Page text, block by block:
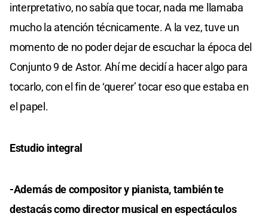
interpretativo, no sabía que tocar, nada me llamaba
mucho la atención técnicamente. A la vez, tuve un
momento de no poder dejar de escuchar la época del
Conjunto 9 de Astor. Ahí me decidí a hacer algo para
tocarlo, con el fin de ‘querer’ tocar eso que estaba en
el papel.
Estudio integral
-Además de compositor y pianista, también te
destacás como director musical en espectáculos